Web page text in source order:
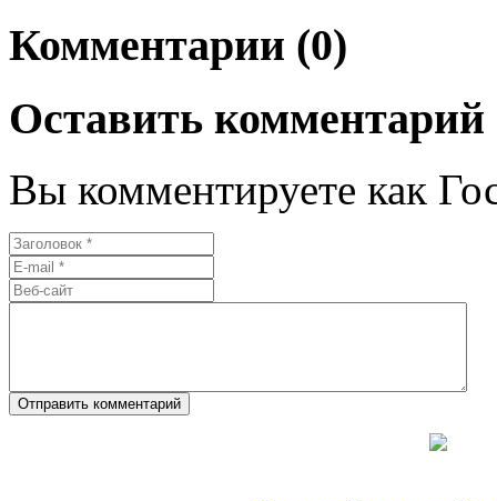
Комментарии (0)
Оставить комментарий
Вы комментируете как